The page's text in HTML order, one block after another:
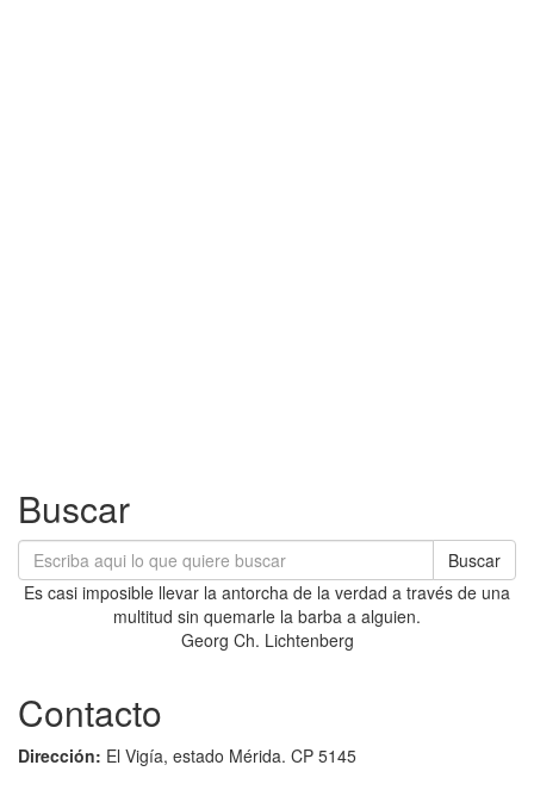
Buscar
Buscar
Es casi imposible llevar la antorcha de la verdad a través de una
multitud sin quemarle la barba a alguien.
Georg Ch. Lichtenberg
Contacto
Dirección: El Vigía, estado Mérida. CP 5145